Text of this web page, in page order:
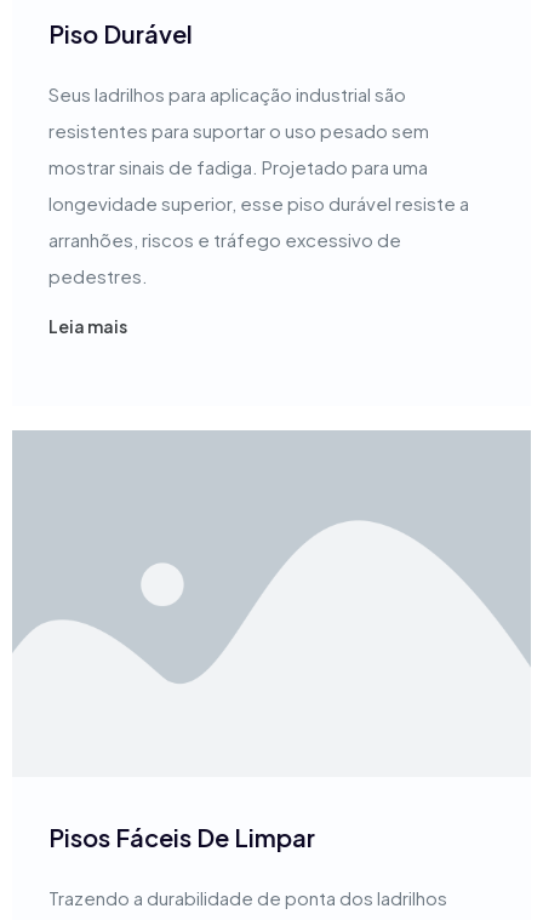
Piso Durável
Seus ladrilhos para aplicação industrial são
resistentes para suportar o uso pesado sem
mostrar sinais de fadiga. Projetado para uma
longevidade superior, esse piso durável resiste a
arranhões, riscos e tráfego excessivo de
pedestres.
Leia mais
Pisos Fáceis De Limpar
Trazendo a durabilidade de ponta dos ladrilhos